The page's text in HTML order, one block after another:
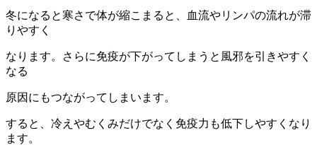
冬になると寒さで体が縮こまると、血流やリンパの流れが滞
りやすく
なります。さらに免疫が下がってしまうと風邪を引きやすく
なる
原因にもつながってしまいます。
すると、冷えやむくみだけでなく免疫力も低下しやすくなり
ます。